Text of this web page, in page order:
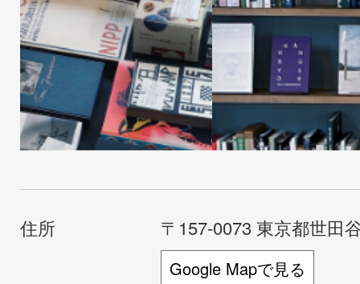
住所 〒157-0073 東京都世田
Google Mapで見る